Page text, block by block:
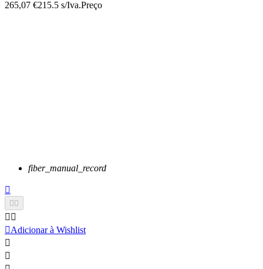
265,07 €215.5 s/Iva.Preço
fiber_manual_record

 
 
Adicionar à Wishlist

